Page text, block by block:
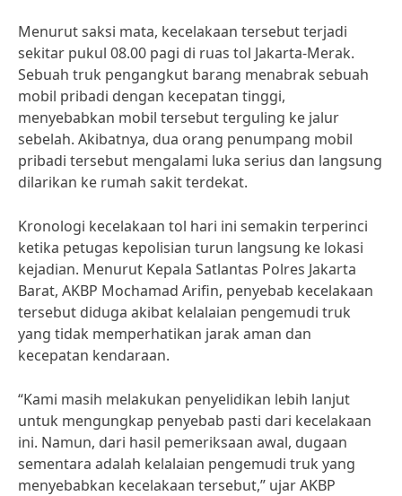
Menurut saksi mata, kecelakaan tersebut terjadi
sekitar pukul 08.00 pagi di ruas tol Jakarta-Merak.
Sebuah truk pengangkut barang menabrak sebuah
mobil pribadi dengan kecepatan tinggi,
menyebabkan mobil tersebut terguling ke jalur
sebelah. Akibatnya, dua orang penumpang mobil
pribadi tersebut mengalami luka serius dan langsung
dilarikan ke rumah sakit terdekat.
Kronologi kecelakaan tol hari ini semakin terperinci
ketika petugas kepolisian turun langsung ke lokasi
kejadian. Menurut Kepala Satlantas Polres Jakarta
Barat, AKBP Mochamad Arifin, penyebab kecelakaan
tersebut diduga akibat kelalaian pengemudi truk
yang tidak memperhatikan jarak aman dan
kecepatan kendaraan.
“Kami masih melakukan penyelidikan lebih lanjut
untuk mengungkap penyebab pasti dari kecelakaan
ini. Namun, dari hasil pemeriksaan awal, dugaan
sementara adalah kelalaian pengemudi truk yang
menyebabkan kecelakaan tersebut,” ujar AKBP